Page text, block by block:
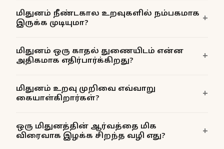
மிதுனம் நீண்டகால உறவுகளில் நம்பகமாக
இருக்க முடியுமா?
மிதுனம் ஒரு காதல் துணையிடம் என்ன
அதிகமாக எதிர்பார்க்கிறது?
மிதுனம் உறவு முறிவை எவ்வாறு
கையாள்கிறார்கள்?
ஒரு மிதுனத்தின் ஆர்வத்தை மிக
விரைவாக இழக்க சிறந்த வழி எது?